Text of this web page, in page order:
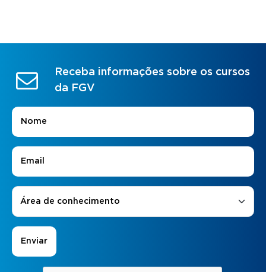
Receba informações sobre os cursos
da FGV
Nome
E-mail
Áreas de Interesse
Área de conhecimento